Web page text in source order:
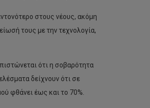
στους νέους, ακόμη
τους με την τεχνολογία,
ότι η σοβαρότητα
δείχνουν ότι σε
φθάνει έως και το 70%.